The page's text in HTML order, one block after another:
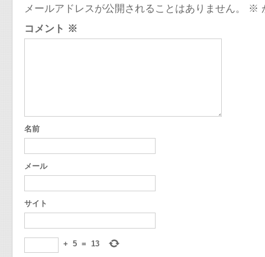
メールアドレスが公開されることはありません。 ※
コメント ※
名前
メール
サイト
+ 5 = 13